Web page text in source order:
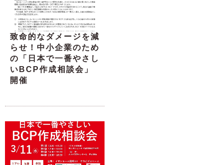
致命的なダメージを減
らせ！中小企業のため
の「日本で一番やさし
いBCP作成相談会」
開催